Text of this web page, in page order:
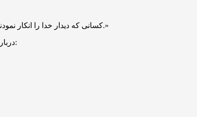
«کسانی که دیدار خدا را انکار نمودند و آنگاه که قیامت فرا رسد، گویند: وای بر ما که آسایش و سعادت این روز را از دست دادیم. آنان بار گناهان خود را بدوش می‌کشند و چه بار بدی.»
درباره روایت پیامبر اکرم صلّی اللّه علیه و آله و سلّم که در آن شوق حضرت موسی علیه السّلام به این وعده‌گاه را بیان نمودند، بیندیش آنجا که فرمودند: